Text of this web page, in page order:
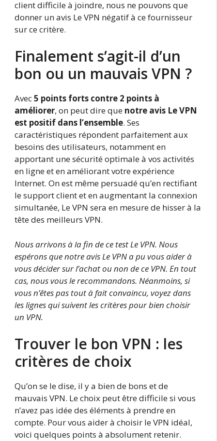
client difficile à joindre, nous ne pouvons que
donner un avis Le VPN négatif à ce fournisseur
sur ce critère.
Finalement s’agit-il d’un
bon ou un mauvais VPN ?
Avec5 points forts contre 2 points à
améliorer, on peut dire que notre avis Le VPN
est positif dans l’ensemble. Ses
caractéristiques répondent parfaitement aux
besoins des utilisateurs, notamment en
apportant une sécurité optimale à vos activités
en ligne et en améliorant votre expérience
Internet. On est même persuadé qu’en rectifiant
le support client et en augmentant la connexion
simultanée, Le VPN sera en mesure de hisser à la
tête des meilleurs VPN.
Nous arrivons à la fin de ce test Le VPN. Nous
espérons que notre avis Le VPN a pu vous aider à
vous décider sur l’achat ou non de ce VPN. En tout
cas, nous vous le recommandons. Néanmoins, si
vous n’êtes pas tout à fait convaincu, voyez dans
les lignes qui suivent les critères pour bien choisir
un VPN.
Trouver le bon VPN : les
critères de choix
Qu’on se le dise, il y a bien de bons et de
mauvais VPN. Le choix peut être difficile si vous
n’avez pas idée des éléments à prendre en
compte. Pour vous aider à choisir le VPN idéal,
voici quelques points à absolument retenir.